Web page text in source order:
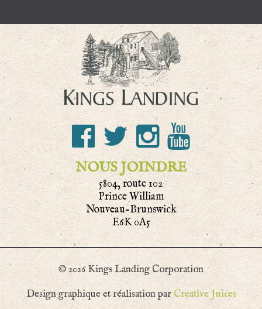
NOUS JOINDRE
5804, route 102
Prince William
Nouveau-Brunswick
E6K 0A5
© 2026 Kings Landing Corporation
Design graphique et réalisation par Creative Juices